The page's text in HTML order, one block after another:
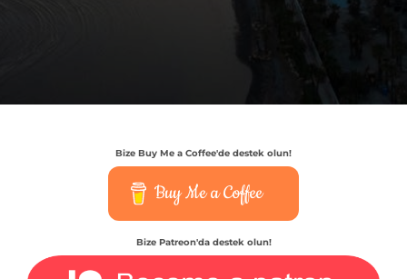
Bize Buy Me a Coffee'de destek olun!
Buy Me a Coffee
Bize Patreon'da destek olun!